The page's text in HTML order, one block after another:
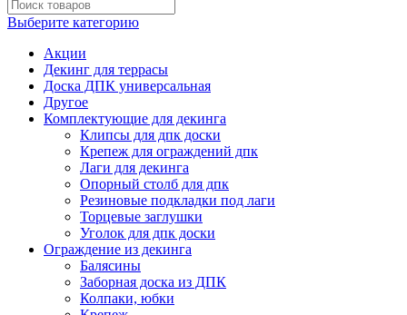
Выберите категорию
Акции
Декинг для террасы
Доска ДПК универсальная
Другое
Комплектующие для декинга
Клипсы для дпк доски
Крепеж для ограждений дпк
Лаги для декинга
Опорный столб для дпк
Резиновые подкладки под лаги
Торцевые заглушки
Уголок для дпк доски
Ограждение из декинга
Балясины
Заборная доска из ДПК
Колпаки, юбки